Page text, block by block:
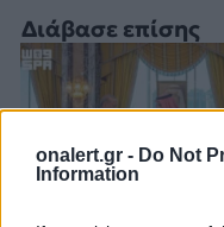
onalert.gr - Do Not
Information
Διάβασε επίσης